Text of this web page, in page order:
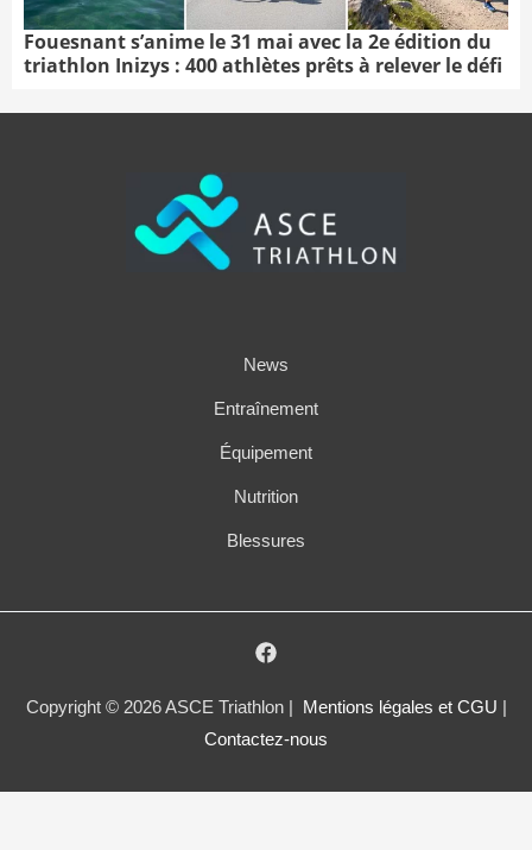
Fouesnant s’anime le 31 mai avec la 2e édition du
triathlon Inizys : 400 athlètes prêts à relever le défi
News
Entraînement
Équipement
Nutrition
Blessures
Copyright © 2026 ASCE Triathlon | Mentions légales et CGU
Contactez-nous